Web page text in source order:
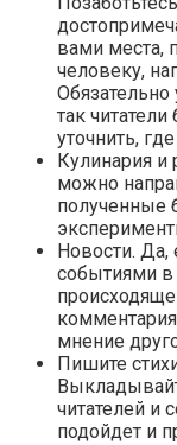
вами места,
человеку,
так
уточнить,
Кулинария и
можно
полученные
Новости. Да,
событиями в
мнение
Пишите
читателей и
подойдет и